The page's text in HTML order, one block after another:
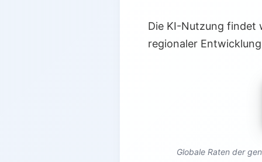
Die KI-Nutzung findet
regionaler
Globale Raten der